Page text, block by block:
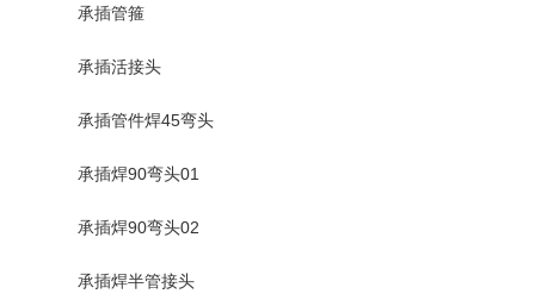
承插管箍
承插活接头
承插管件焊45弯头
承插焊90弯头01
承插焊90弯头02
承插焊半管接头